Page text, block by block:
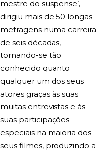
mestre do suspense’,
dirigiu mais de 50 longas-
metragens numa carreira
de seis décadas,
tornando-se tão
conhecido quanto
qualquer um dos seus
atores graças às suas
muitas entrevistas e às
suas participações
especiais na maioria dos
seus filmes, produzindo a